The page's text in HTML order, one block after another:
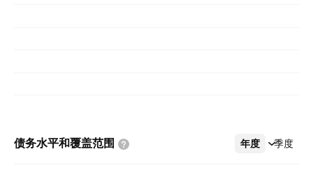
债务水平和覆盖范围 年度 季度
更多